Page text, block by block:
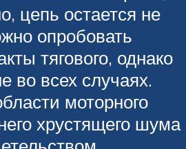
цепь остается не
опробовать
тягового, однако
во всех случаях.
моторного
хрустящего шума